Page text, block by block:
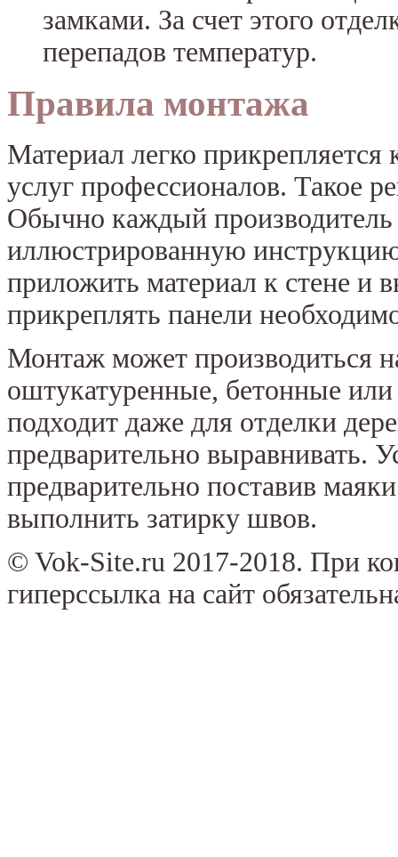
замками. За счет этого
перепадов температур.
Правила монтажа
Материал легко прикрепляется
услуг профессионалов. Такое
Обычно каждый производитель
иллюстрированную
приложить материал к стене и
прикреплять панели
Монтаж может производиться
оштукатуренные, бетонные
подходит даже для отделки
предварительно выравнивать.
предварительно поставив
выполнить затирку швов.
© Vok-Site.ru 2017-2018. При
гиперссылка на сайт